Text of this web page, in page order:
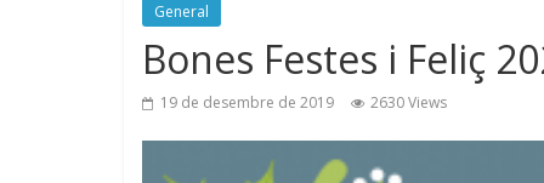
General
Bones Festes i Feliç
19 de desembre de 2019 2630 Views